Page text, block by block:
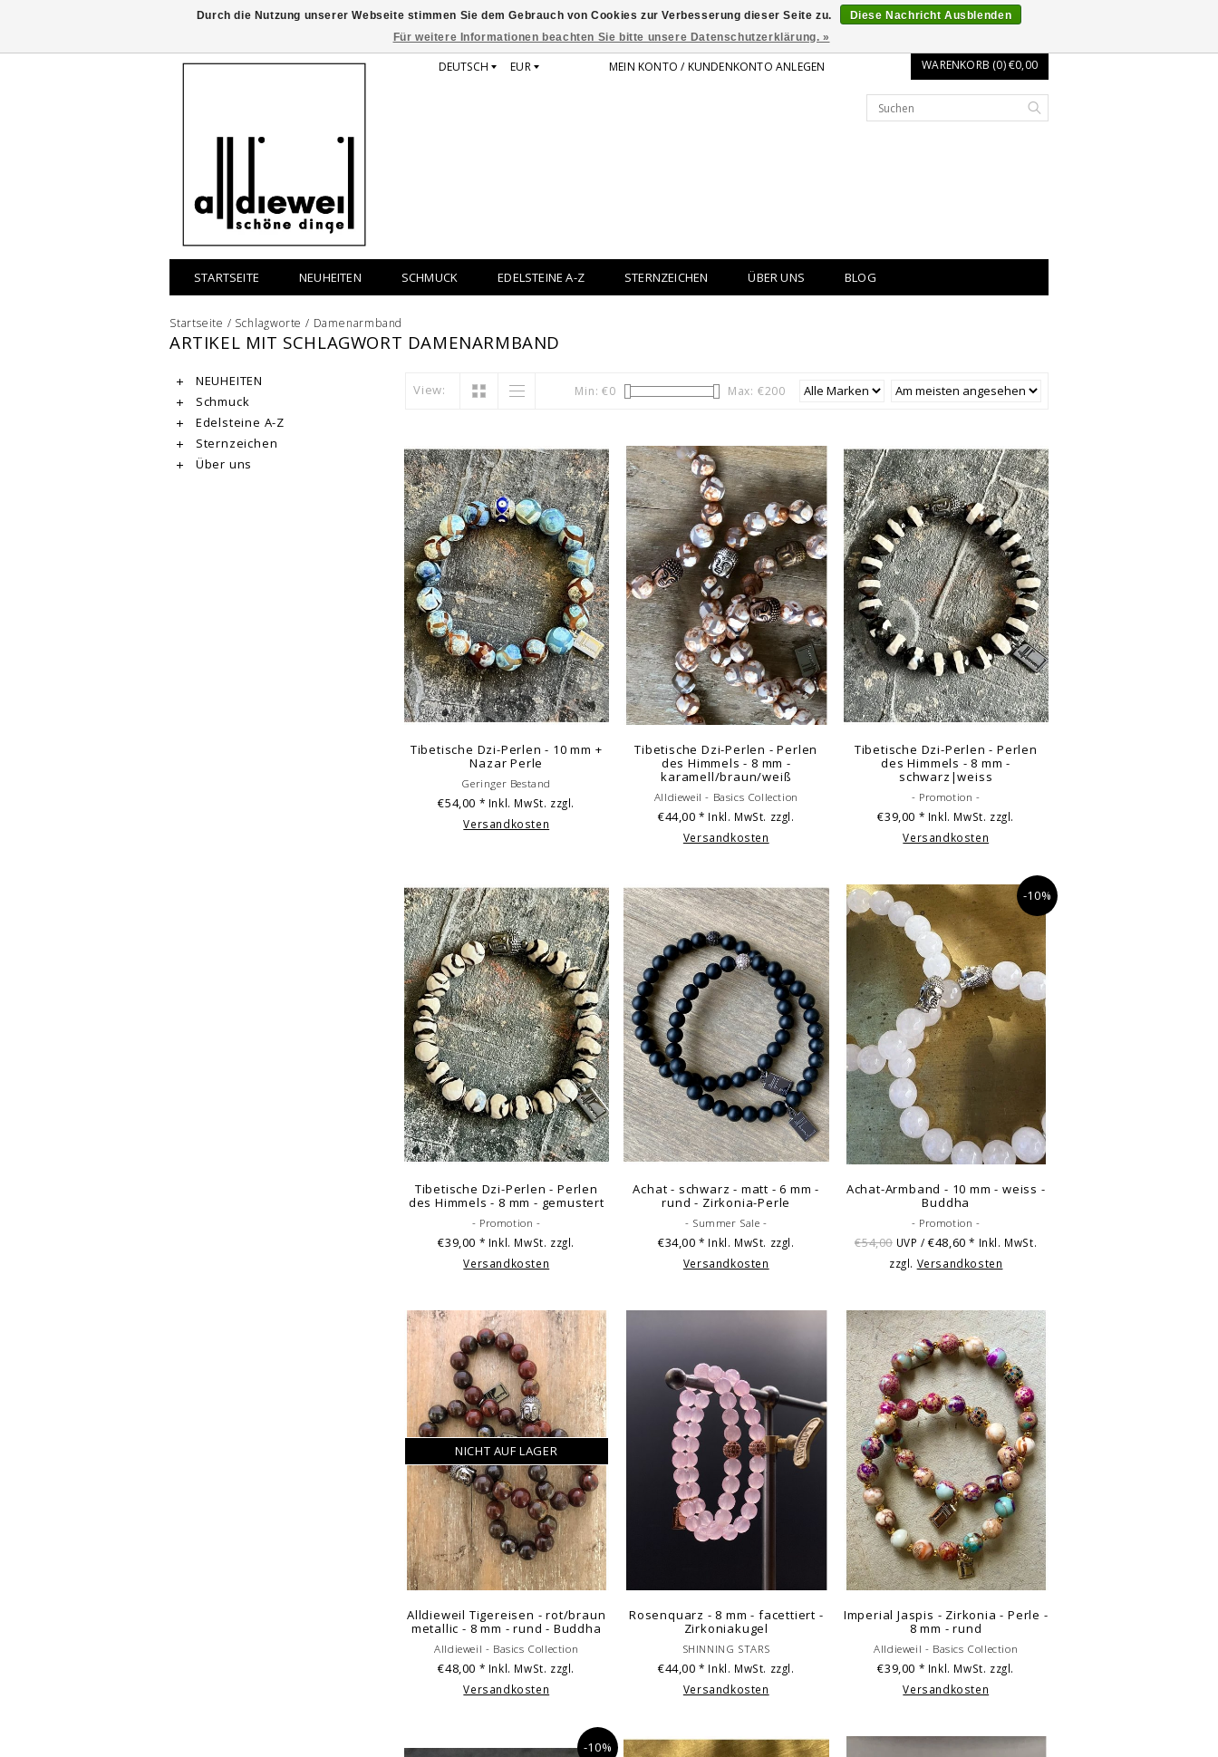
DEUTSCH EUR MEIN KONTO / KUNDENKONTO ANLEGEN WARENKORB (0) €0,00
STARTSEITE NEUHEITEN SCHMUCK EDELSTEINE A-Z STERNZEICHEN ÜBER UNS BLOG
Startseite / Schlagworte / Damenarmband
ARTIKEL MIT SCHLAGWORT DAMENARMBAND
NEUHEITEN
Schmuck
Edelsteine A-Z
Sternzeichen
Über uns
View: Min: €0 Max: €200
Tibetische Dzi-Perlen - 10 mm +
Nazar Perle
Geringer Bestand
€54,00 * Inkl. MwSt. zzgl.
Versandkosten
Tibetische Dzi-Perlen - Perlen
des Himmels - 8 mm -
karamell/braun/weiß
Alldieweil - Basics Collection
€44,00* Inkl. MwSt. zzgl.
Versandkosten
Tibetische Dzi-Perlen - Perlen
des Himmels - 8 mm -
schwarz|weiss
- Promotion -
€39,00 * Inkl. MwSt. zzgl.
Versandkosten
Tibetische Dzi-Perlen - Perlen
des Himmels - 8 mm - gemustert
- Promotion -
€39,00 * Inkl. MwSt. zzgl.
Versandkosten
Achat - schwarz - matt - 6 mm -
rund - Zirkonia-Perle
- Summer Sale -
€34,00* Inkl. MwSt. zzgl.
Versandkosten
-10%
Achat-Armband - 10 mm - weiss -
Buddha
- Promotion -
€54,00 UVP / €48,60* Inkl. MwSt.
zzgl. Versandkosten
NICHT AUF LAGER
Alldieweil Tigereisen - rot/braun
metallic - 8 mm - rund - Buddha
Alldieweil - Basics Collection
€48,00 * Inkl. MwSt. zzgl.
Versandkosten
Rosenquarz - 8 mm - facettiert -
Zirkoniakugel
SHINNING STARS
€44,00* Inkl. MwSt. zzgl.
Versandkosten
Imperial Jaspis - Zirkonia - Perle -
8 mm - rund
Alldieweil - Basics Collection
€39,00 * Inkl. MwSt. zzgl.
Versandkosten
-10%
Durch die Nutzung unserer Webseite stimmen Sie dem Gebrauch von Cookies zur Verbesserung dieser Seite zu.
Diese Nachricht Ausblenden
Für weitere Informationen beachten Sie bitte unsere Datenschutzerklärung. »